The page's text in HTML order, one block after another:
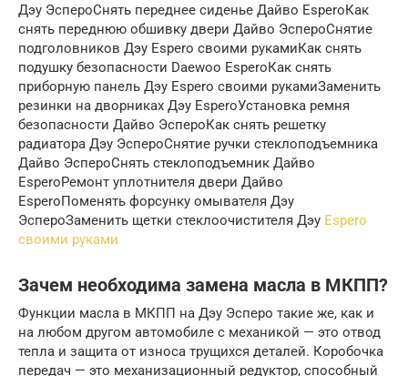
Дэу ЭспероСнять переднее сиденье Дайво EsperoКак
снять переднюю обшивку двери Дайво ЭспероСнятие
подголовников Дэу Espero своими рукамиКак снять
подушку безопасности Daewoo EsperoКак снять
приборную панель Дэу Espero своими рукамиЗаменить
резинки на дворниках Дэу EsperoУстановка ремня
безопасности Дайво ЭспероКак снять решетку
радиатора Дэу ЭспероСнятие ручки стеклоподъемника
Дайво ЭспероСнять стеклоподъемник Дайво
EsperoРемонт уплотнителя двери Дайво
EsperoПоменять форсунку омывателя Дэу
ЭспероЗаменить щетки стеклоочистителя Дэу Espero
своими руками
Зачем необходима замена масла в МКПП?
Функции масла в МКПП на Дэу Эсперо такие же, как и
на любом другом автомобиле с механикой — это отвод
тепла и защита от износа трущихся деталей. Коробочка
передач — это механизационный редуктор, способный